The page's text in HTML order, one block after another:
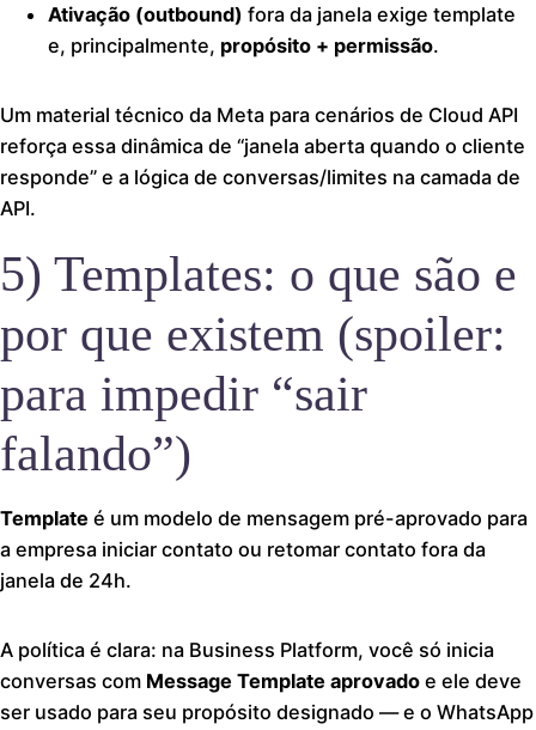
Ativação (outbound) fora da janela exige template
e, principalmente, propósito + permissão.
Um material técnico da Meta para cenários de Cloud API
reforça essa dinâmica de “janela aberta quando o cliente
responde” e a lógica de conversas/limites na camada de
API.
5) Templates: o que são e
por que existem (spoiler:
para impedir “sair
falando”)
Template é um modelo de mensagem pré-aprovado para
a empresa iniciar contato ou retomar contato fora da
janela de 24h.
A política é clara: na Business Platform, você só inicia
conversas com Message Template aprovado e ele deve
ser usado para seu propósito designado — e o WhatsApp